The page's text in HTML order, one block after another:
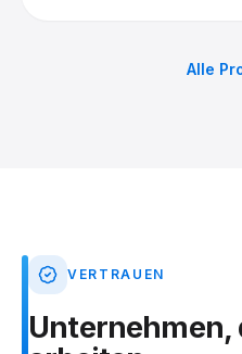
Alle
VERTRAUEN
Unternehmen,